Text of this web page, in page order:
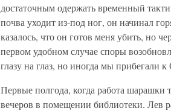
достаточным одержать временный
почва уходит из-под ног, он начинал
казалось, что он готов меня убить, но
первом удобном случае споры
глазу на глаз, но иногда мы прибегали
Первые полгода, когда работа
вечеров в помещении библиотеки. Лев